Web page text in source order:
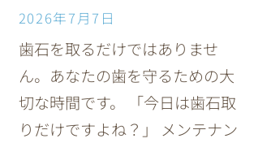
2026年7月7日
歯石を取るだけではありませ
ん。あなたの歯を守るための大
切な時間です。 「今日は歯石取
りだけですよね？」 メンテナン